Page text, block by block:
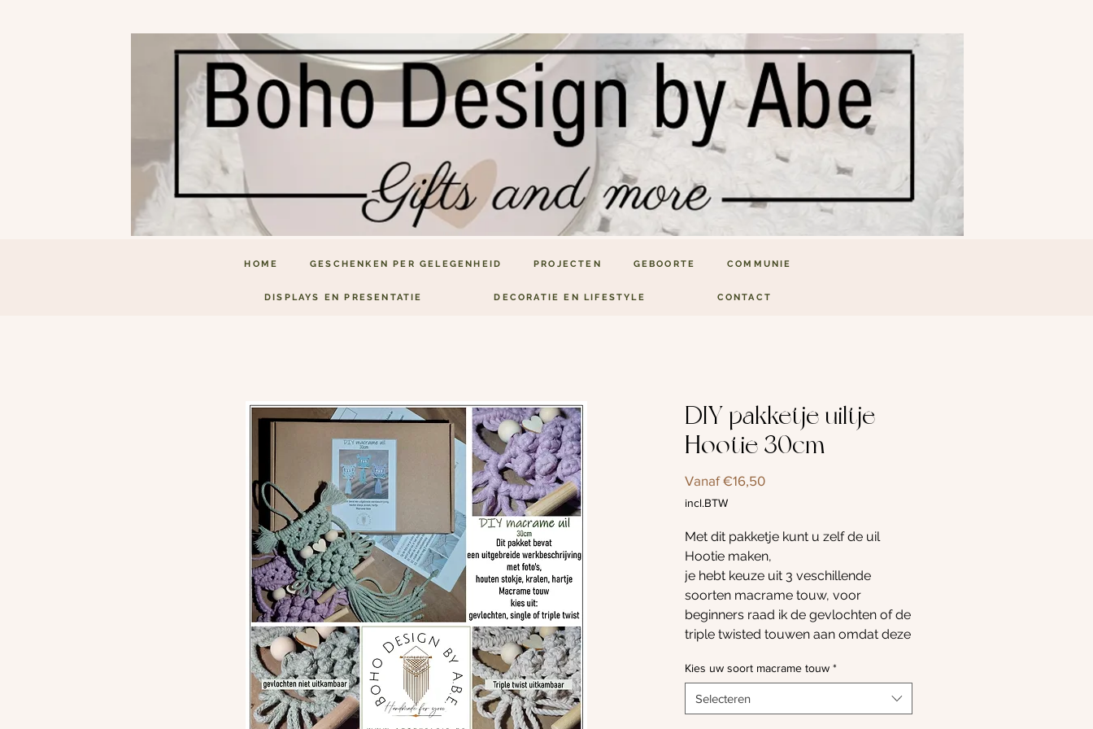
HOME GESCHENKEN PER GELEGENHEID PROJECTEN GEBOORTE COMMUNIE
DISPLAYS EN PRESENTATIE DECORATIE EN LIFESTYLE CONTACT
DIY pakketje uiltje
Hootie 30cm
Vanaf€16,50Verkoopprijs
incl.BTW
Met dit pakketje kunt u zelf de uil
Hootie maken,
je hebt keuze uit 3 veschillende
soorten macrame touw, voor
beginners raad ik de gevlochten of de
triple twisted touwen aan omdat deze
in het pakketje zit alles om de uil te
maken: een uitgebreide
werkbeschrijving met tekst en heel
Kies uw soort macrame touw *
Selecteren